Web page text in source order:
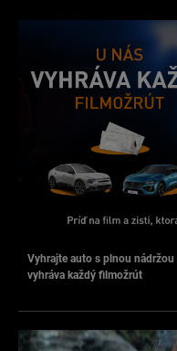
Vyhrajte auto s plnou
vyhráva každý filmožrút